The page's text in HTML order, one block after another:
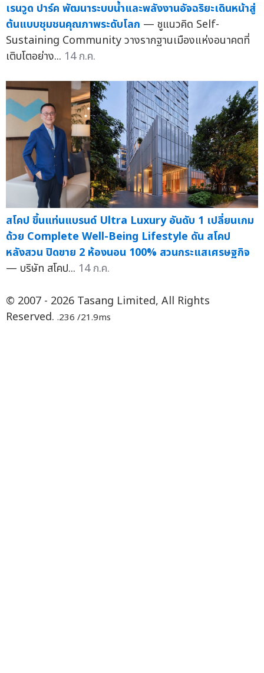
เรนวูด ปาร์ค พัฒนาระบบน้ำและพลังงานอัจฉริยะเดินหน้าสู่
ต้นแบบชุมชนคุณภาพระดับโลก — ชูแนวคิด Self-
Sustaining Community วางรากฐานเมืองแห่งอนาคตที่
เติบโตอย่าง... 14 ก.ค.
สโคป ขึ้นแท่นแบรนด์ Ultra Luxury อันดับ 1 เปลี่ยนเกม
ด้วย Complete Well-Being Lifestyle ดัน สโคป
หลังสวน ปิดขาย 2 ห้องนอน 100% สวนกระแสเศรษฐกิจ
— บริษัท สโคป... 14 ก.ค.
© 2007 - 2026 Tasang Limited, All Rights
Reserved. .236 /21.9ms